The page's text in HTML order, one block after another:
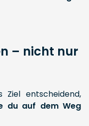
– nicht nur
entscheidend,
du auf dem Weg